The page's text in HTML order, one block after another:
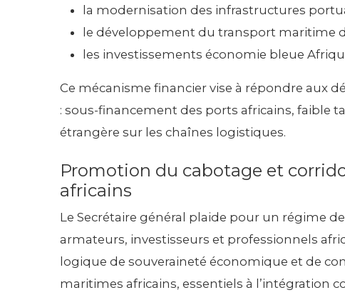
la modernisation des infrastructures
le développement du transport maritime
les investissements économie bleue
Ce mécanisme financier vise à répondre aux
: sous-financement des ports africains, faible
étrangère sur les chaînes logistiques.
Promotion du cabotage et
africains
Le Secrétaire général plaide pour un régime
armateurs, investisseurs et professionnels
logique de souveraineté économique et de
maritimes africains, essentiels à l’intégration